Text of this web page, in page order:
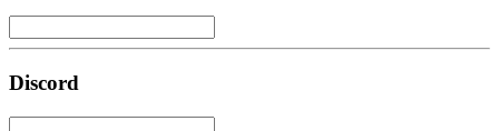
Discord